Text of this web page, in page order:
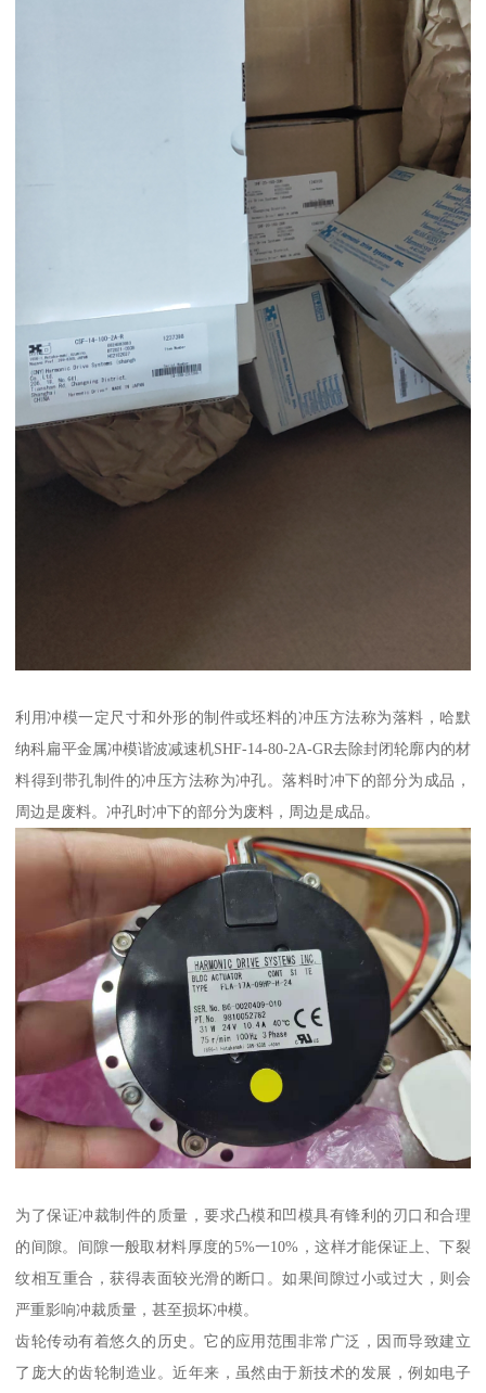
利用冲模一定尺寸和外形的制件或坯料的冲压方法称为落料，哈默
纳科扁平金属冲模谐波减速机SHF-14-80-2A-GR去除封闭轮廓内的材
料得到带孔制件的冲压方法称为冲孔。落料时冲下的部分为成品，
周边是废料。冲孔时冲下的部分为废料，周边是成品。
为了保证冲裁制件的质量，要求凸模和凹模具有锋利的刃口和合理
的间隙。间隙一般取材料厚度的5%一10%，这样才能保证上、下裂
纹相互重合，获得表面较光滑的断口。如果间隙过小或过大，则会
严重影响冲裁质量，甚至损坏冲模。
齿轮传动有着悠久的历史。它的应用范围非常广泛，因而导致建立
了庞大的齿轮制造业。近年来，虽然由于新技术的发展，例如电子